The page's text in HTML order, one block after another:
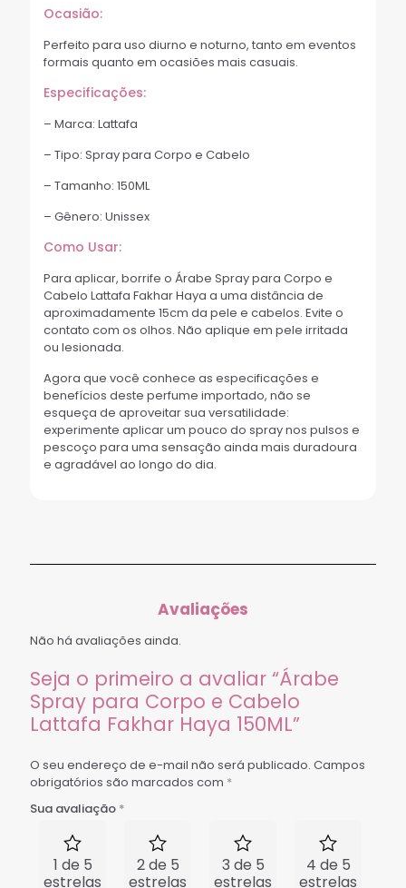
Ocasião:
Perfeito para uso diurno e noturno, tanto em eventos
formais quanto em ocasiões mais casuais.
Especificações:
– Marca: Lattafa
– Tipo: Spray para Corpo e Cabelo
– Tamanho: 150ML
– Gênero: Unissex
Como Usar:
Para aplicar, borrife o Árabe Spray para Corpo e
Cabelo Lattafa Fakhar Haya a uma distância de
aproximadamente 15cm da pele e cabelos. Evite o
contato com os olhos. Não aplique em pele irritada
ou lesionada.
Agora que você conhece as especificações e
benefícios deste perfume importado, não se
esqueça de aproveitar sua versatilidade:
experimente aplicar um pouco do spray nos pulsos e
pescoço para uma sensação ainda mais duradoura
e agradável ao longo do dia.
Avaliações
Não há avaliações ainda.
Seja o primeiro a avaliar “Árabe
Spray para Corpo e Cabelo
Lattafa Fakhar Haya 150ML”
O seu endereço de e-mail não será publicado. Campos
obrigatórios são marcados com *
Sua avaliação *
1 de 5
estrelas
2 de 5
estrelas
3 de 5
estrelas
4 de 5
estrelas